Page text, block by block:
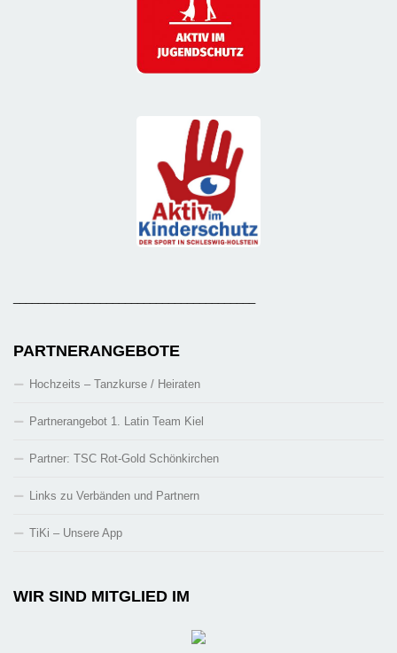
PARTNERANGEBOTE
Hochzeits – Tanzkurse / Heiraten
Partnerangebot 1. Latin Team Kiel
Partner: TSC Rot-Gold Schönkirchen
Links zu Verbänden und Partnern
TiKi – Unsere App
WIR SIND MITGLIED IM